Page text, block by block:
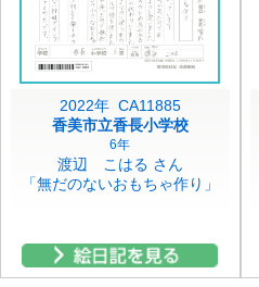
2022年 CA11885
香美市立香長小学校
6年
渡辺 こはる さん
「無だのないおもちゃ作り」